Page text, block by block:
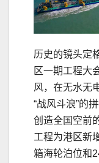
历史的镜头定
区一期工程大
风，在无水无
“战风斗浪”的
创造全国空前
工程为港区新
箱海轮泊位和